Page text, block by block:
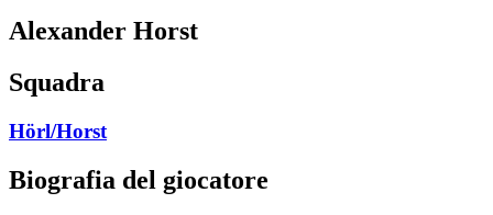
Alexander Horst
Squadra
Hörl/Horst
Biografia del giocatore